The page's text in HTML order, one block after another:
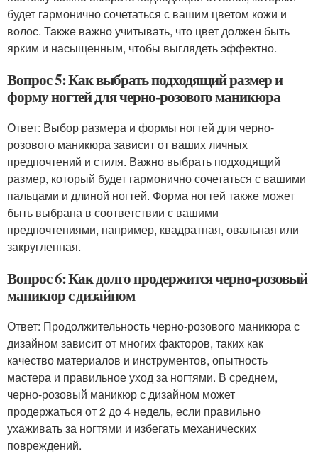
будет гармонично сочетаться с вашим цветом кожи и
волос. Также важно учитывать, что цвет должен быть
ярким и насыщенным, чтобы выглядеть эффектно.
Вопрос 5: Как выбрать подходящий размер и
форму ногтей для черно-розового маникюра
Ответ: Выбор размера и формы ногтей для черно-
розового маникюра зависит от ваших личных
предпочтений и стиля. Важно выбрать подходящий
размер, который будет гармонично сочетаться с вашими
пальцами и длиной ногтей. Форма ногтей также может
быть выбрана в соответствии с вашими
предпочтениями, например, квадратная, овальная или
закругленная.
Вопрос 6: Как долго продержится черно-розовый
маникюр с дизайном
Ответ: Продолжительность черно-розового маникюра с
дизайном зависит от многих факторов, таких как
качество материалов и инструментов, опытность
мастера и правильное уход за ногтями. В среднем,
черно-розовый маникюр с дизайном может
продержаться от 2 до 4 недель, если правильно
ухаживать за ногтями и избегать механических
повреждений.